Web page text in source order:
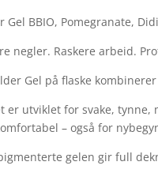
Gel BBIO, Pomegranate,
negler. Raskere arbeid.
Gel på flaske
er utviklet for svake,
– også for
gelen gir full